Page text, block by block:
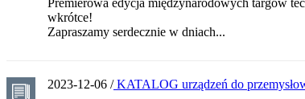
wkrótce!
Zapraszamy serdecznie w dniach...
2023-12-06 /KATALOG urządzeń do